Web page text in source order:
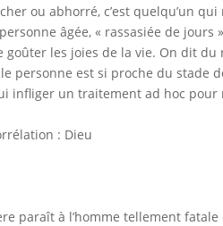
ou abhorré, c’est quelqu’un
âgée, « rassasiée de jours
goûter les joies de la vie. On dit
personne est si proche du stade
infliger un traitement ad hoc
: Dieu
paraît à l’homme tellement